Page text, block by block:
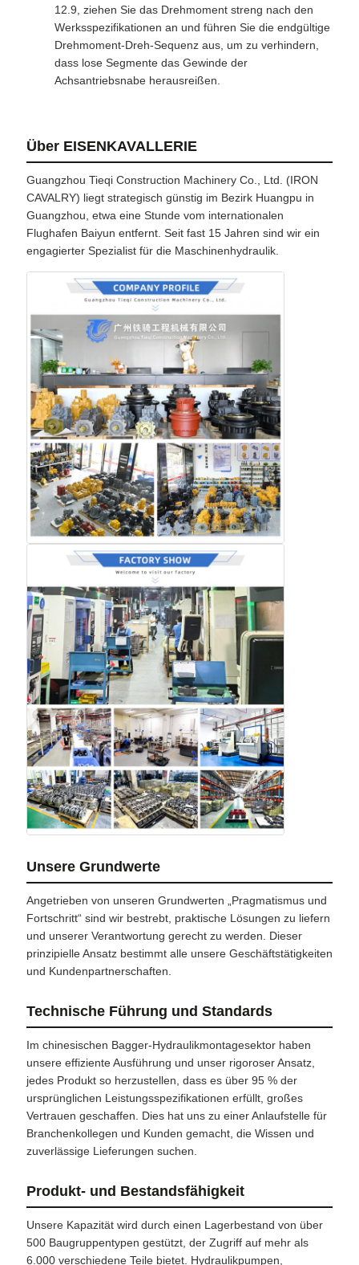
12.9, ziehen Sie das Drehmoment streng nach den
Werksspezifikationen an und führen Sie die endgültige
Drehmoment-Dreh-Sequenz aus, um zu verhindern,
dass lose Segmente das Gewinde der
Achsantriebsnabe herausreißen.
Über EISENKAVALLERIE
Guangzhou Tieqi Construction Machinery Co., Ltd. (IRON
CAVALRY) liegt strategisch günstig im Bezirk Huangpu in
Guangzhou, etwa eine Stunde vom internationalen
Flughafen Baiyun entfernt. Seit fast 15 Jahren sind wir ein
engagierter Spezialist für die Maschinenhydraulik.
Unsere Grundwerte
Angetrieben von unseren Grundwerten „Pragmatismus und
Fortschritt“ sind wir bestrebt, praktische Lösungen zu liefern
und unserer Verantwortung gerecht zu werden. Dieser
prinzipielle Ansatz bestimmt alle unsere Geschäftstätigkeiten
und Kundenpartnerschaften.
Technische Führung und Standards
Im chinesischen Bagger-Hydraulikmontagesektor haben
unsere effiziente Ausführung und unser rigoroser Ansatz,
jedes Produkt so herzustellen, dass es über 95 % der
ursprünglichen Leistungsspezifikationen erfüllt, großes
Vertrauen geschaffen. Dies hat uns zu einer Anlaufstelle für
Branchenkollegen und Kunden gemacht, die Wissen und
zuverlässige Lieferungen suchen.
Produkt- und Bestandsfähigkeit
Unsere Kapazität wird durch einen Lagerbestand von über
500 Baugruppentypen gestützt, der Zugriff auf mehr als
6.000 verschiedene Teile bietet. Hydraulikpumpen,